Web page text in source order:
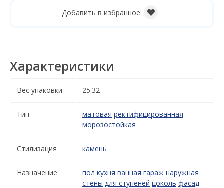
Добавить в избранное:
Характеристики
Вес упаковки 25.32
Тип матовая ректифицированная
морозостойкая
Стилизация камень
Назначение пол кухня ванная гараж наружная
стены для ступеней цоколь фасад